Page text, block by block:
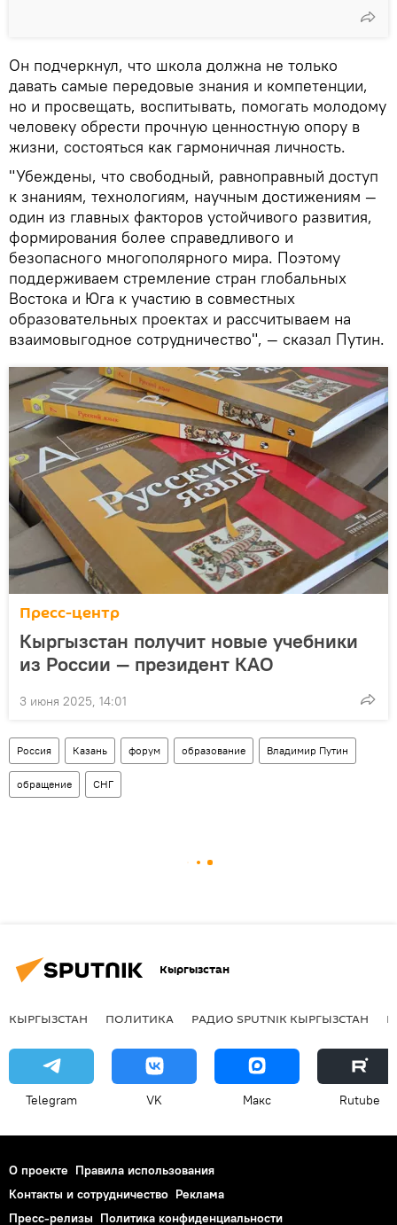
Он подчеркнул, что школа должна не только
давать самые передовые знания и компетенции,
но и просвещать, воспитывать, помогать молодому
человеку обрести прочную ценностную опору в
жизни, состояться как гармоничная личность.
"Убеждены, что свободный, равноправный доступ
к знаниям, технологиям, научным достижениям —
один из главных факторов устойчивого развития,
формирования более справедливого и
безопасного многополярного мира. Поэтому
поддерживаем стремление стран глобальных
Востока и Юга к участию в совместных
образовательных проектах и рассчитываем на
взаимовыгодное сотрудничество", — сказал Путин.
Пресс-центр
Кыргызстан получит новые учебники
из России — президент КАО
3 июня 2025, 14:01
Россия Казань форум образование Владимир Путин
обращение СНГ
Кыргызстан
КЫРГЫЗСТАН ПОЛИТИКА РАДИО SPUTNIK КЫРГЫЗСТАН
Telegram VK Макс Rutube
О проекте Правила использования
Контакты и сотрудничество Реклама
Пресс-релизы Политика конфиденциальности